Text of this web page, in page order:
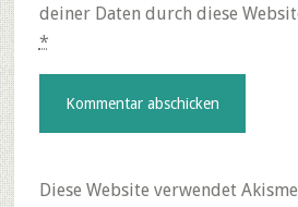
deiner Daten durch diese
*
Diese Website verwendet